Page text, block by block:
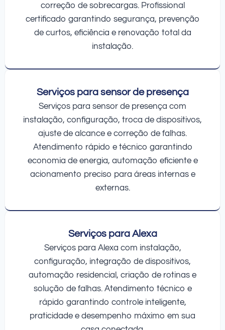
correção de sobrecargas. Profissional
certificado garantindo segurança, prevenção
de curtos, eficiência e renovação total da
instalação.
Serviços para sensor de presença
Serviços para sensor de presença com
instalação, configuração, troca de dispositivos,
ajuste de alcance e correção de falhas.
Atendimento rápido e técnico garantindo
economia de energia, automação eficiente e
acionamento preciso para áreas internas e
externas.
Serviços para Alexa
Serviços para Alexa com instalação,
configuração, integração de dispositivos,
automação residencial, criação de rotinas e
solução de falhas. Atendimento técnico e
rápido garantindo controle inteligente,
praticidade e desempenho máximo em sua